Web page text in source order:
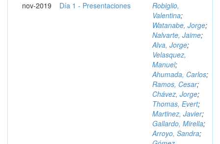
nov-2019 Día 1 - Presentaciones
Robiglio,
Valentina;
Watanabe, Jorge;
Nalvarte, Jaime;
Alva, Jorge;
Velasquez,
Manuel;
Ahumada, Carlos;
Ramos, Cesar;
Chávez, Jorge;
Thomas, Evert;
Martinez, Javier;
Gallardo, Mirella;
Arroyo, Sandra;